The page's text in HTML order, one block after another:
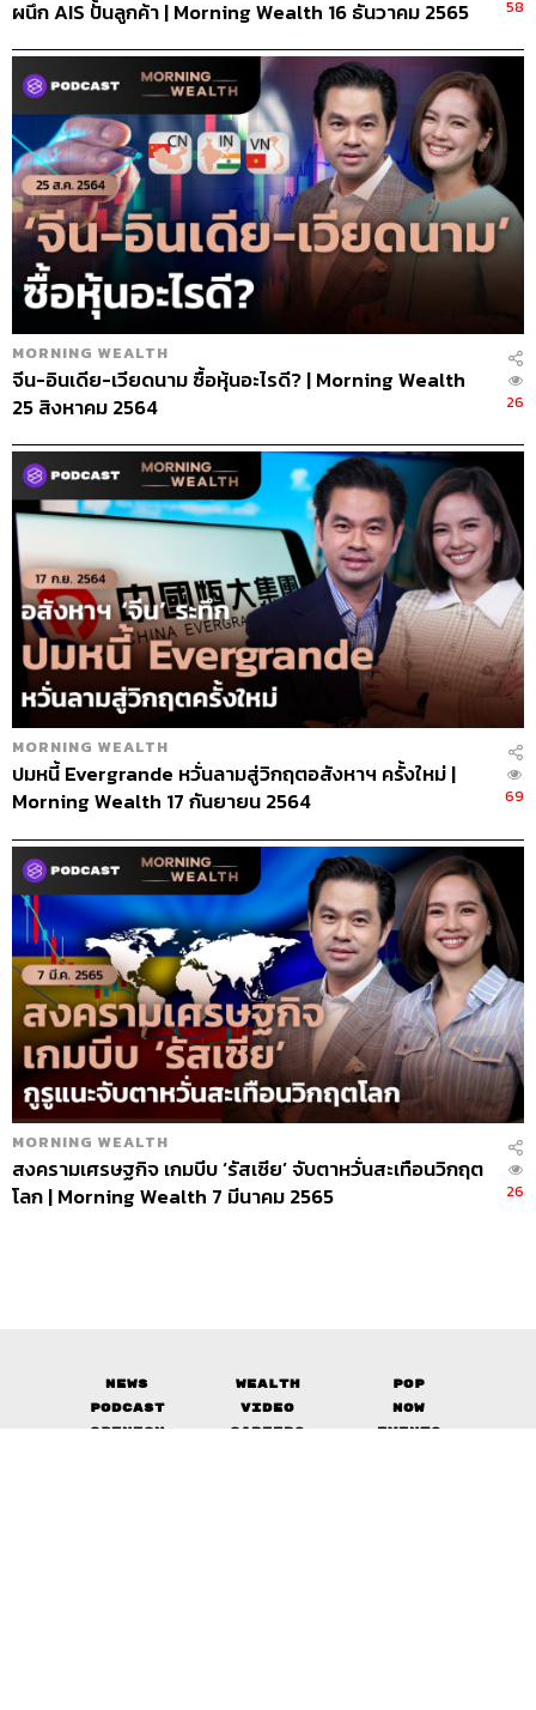
ผนึก AIS ปั้นลูกค้า | Morning Wealth 16 ธันวาคม 2565
58
MORNING WEALTH
จีน-อินเดีย-เวียดนาม ซื้อหุ้นอะไรดี? | Morning Wealth
25 สิงหาคม 2564
26
MORNING WEALTH
ปมหนี้ Evergrande หวั่นลามสู่วิกฤตอสังหาฯ ครั้งใหม่ |
Morning Wealth 17 กันยายน 2564
69
MORNING WEALTH
สงครามเศรษฐกิจ เกมบีบ ‘รัสเซีย’ จับตาหวั่นสะเทือนวิกฤต
โลก | Morning Wealth 7 มีนาคม 2565
26
News Wealth
Pop
Podcast
Video
Now
Opinion
Careers
Events